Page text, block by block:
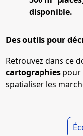
disponible.
Des outils pour
Retrouvez dans ce
cartographies pour
spatialiser les